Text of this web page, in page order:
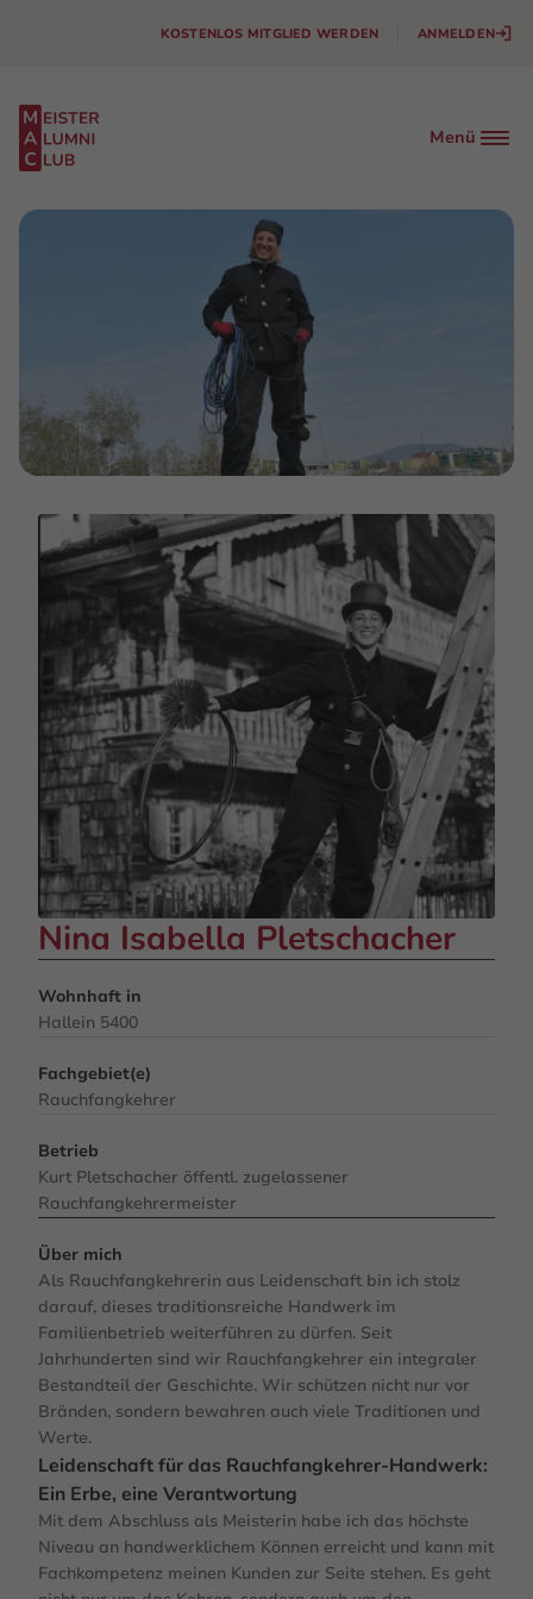
KOSTENLOS MITGLIED WERDEN ANMELDEN
Menü
Instagram
Linkedin
Nina Isabella Pletschacher
Wohnhaft in
Hallein 5400
Fachgebiet(e)
Rauchfangkehrer
Betrieb
Kurt Pletschacher öffentl. zugelassener
Rauchfangkehrermeister
Über mich
Als Rauchfangkehrerin aus Leidenschaft bin ich stolz
darauf, dieses traditionsreiche Handwerk im
Familienbetrieb weiterführen zu dürfen. Seit
Jahrhunderten sind wir Rauchfangkehrer ein integraler
Bestandteil der Geschichte. Wir schützen nicht nur vor
Bränden, sondern bewahren auch viele Traditionen und
Werte.
Leidenschaft für das Rauchfangkehrer-Handwerk:
Ein Erbe, eine Verantwortung
Mit dem Abschluss als Meisterin habe ich das höchste
Niveau an handwerklichem Können erreicht und kann mit
Fachkompetenz meinen Kunden zur Seite stehen. Es geht